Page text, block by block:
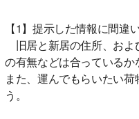
【1】提示した情報に間違
旧居と新居の住所、およ
の有無などは合っているか
また、運んでもらいたい
う。